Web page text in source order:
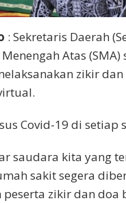
: Sekretaris Daerah
Atas
zikir
Covid-19 di
saudara kita yang
sakit segera
zikir dan